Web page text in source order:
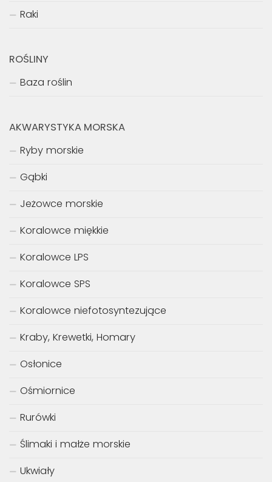
Raki
ROŚLINY
Baza roślin
AKWARYSTYKA MORSKA
Ryby morskie
Gąbki
Jeżowce morskie
Koralowce miękkie
Koralowce LPS
Koralowce SPS
Koralowce niefotosyntezujące
Kraby, Krewetki, Homary
Osłonice
Ośmiornice
Rurówki
Ślimaki i małże morskie
Ukwiały